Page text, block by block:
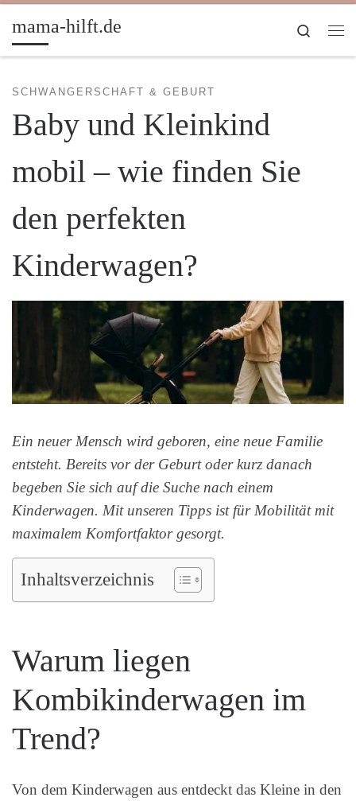
Zum Inhalt springen
mama-hilft.de
Search
SCHWANGERSCHAFT & GEBURT
Baby und Kleinkind
mobil – wie finden Sie
den perfekten
Kinderwagen?
Ein neuer Mensch wird geboren, eine neue Familie
entsteht. Bereits vor der Geburt oder kurz danach
begeben Sie sich auf die Suche nach einem
Kinderwagen. Mit unseren Tipps ist für Mobilität mit
maximalem Komfortfaktor gesorgt.
Inhaltsverzeichnis
Warum liegen
Kombikinderwagen im
Trend?
Von dem Kinderwagen aus entdeckt das Kleine in den